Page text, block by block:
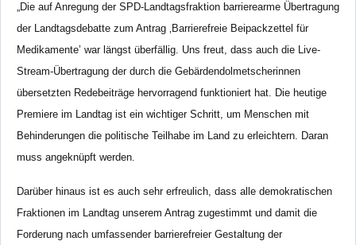
„Die auf Anregung der SPD-Landtagsfraktion barrierearme Übertragung
der Landtagsdebatte zum Antrag ‚Barrierefreie Beipackzettel für
Medikamente’ war längst überfällig. Uns freut, dass auch die Live-
Stream-Übertragung der durch die Gebärdendolmetscherinnen
übersetzten Redebeiträge hervorragend funktioniert hat. Die heutige
Premiere im Landtag ist ein wichtiger Schritt, um Menschen mit
Behinderungen die politische Teilhabe im Land zu erleichtern. Daran
muss angeknüpft werden.
Darüber hinaus ist es auch sehr erfreulich, dass alle demokratischen
Fraktionen im Landtag unserem Antrag zugestimmt und damit die
Forderung nach umfassender barrierefreier Gestaltung der